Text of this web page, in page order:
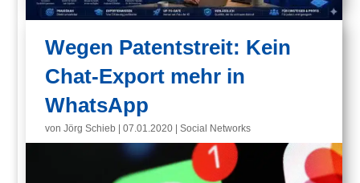
Wegen Patentstreit: Kein
Chat-Export mehr in
WhatsApp
vonJörg Schieb |07.01.2020 |Social Networks